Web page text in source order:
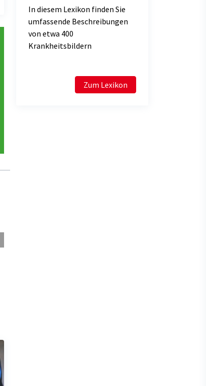
In diesem Lexikon finden Sie
umfassende Beschreibungen
von etwa 400
Krankheitsbildern
Zum Lexikon